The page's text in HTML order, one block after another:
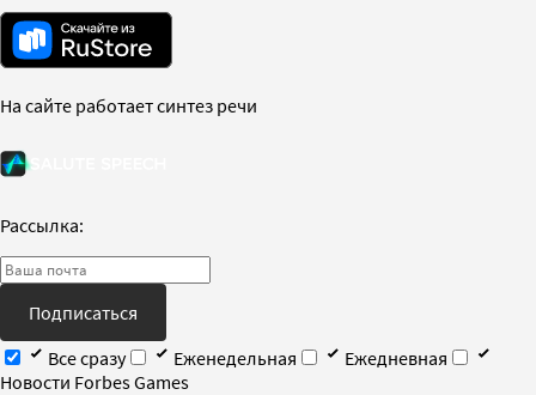
На сайте работает синтез речи
Рассылка:
Подписаться
Все сразу
Еженедельная
Ежедневная
Новости Forbes Games